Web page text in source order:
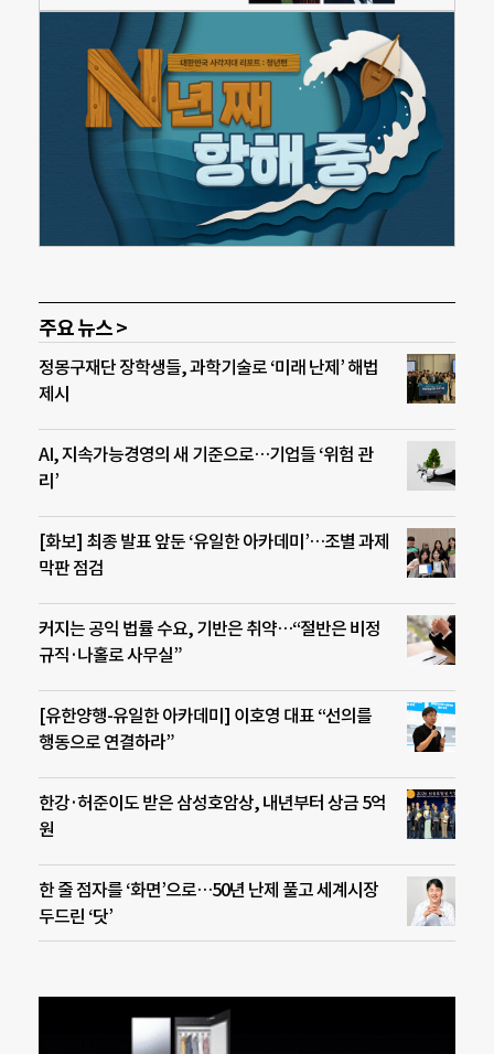
주요 뉴스 >
정몽구재단 장학생들, 과학기술로 ‘미래 난제’ 해법
제시
AI, 지속가능경영의 새 기준으로…기업들 ‘위험 관
리’
[화보] 최종 발표 앞둔 ‘유일한 아카데미’…조별 과제
막판 점검
커지는 공익 법률 수요, 기반은 취약…“절반은 비정
규직·나홀로 사무실”
[유한양행-유일한 아카데미] 이호영 대표 “선의를
행동으로 연결하라”
한강·허준이도 받은 삼성호암상, 내년부터 상금 5억
원
한 줄 점자를 ‘화면’으로…50년 난제 풀고 세계시장
두드린 ‘닷’